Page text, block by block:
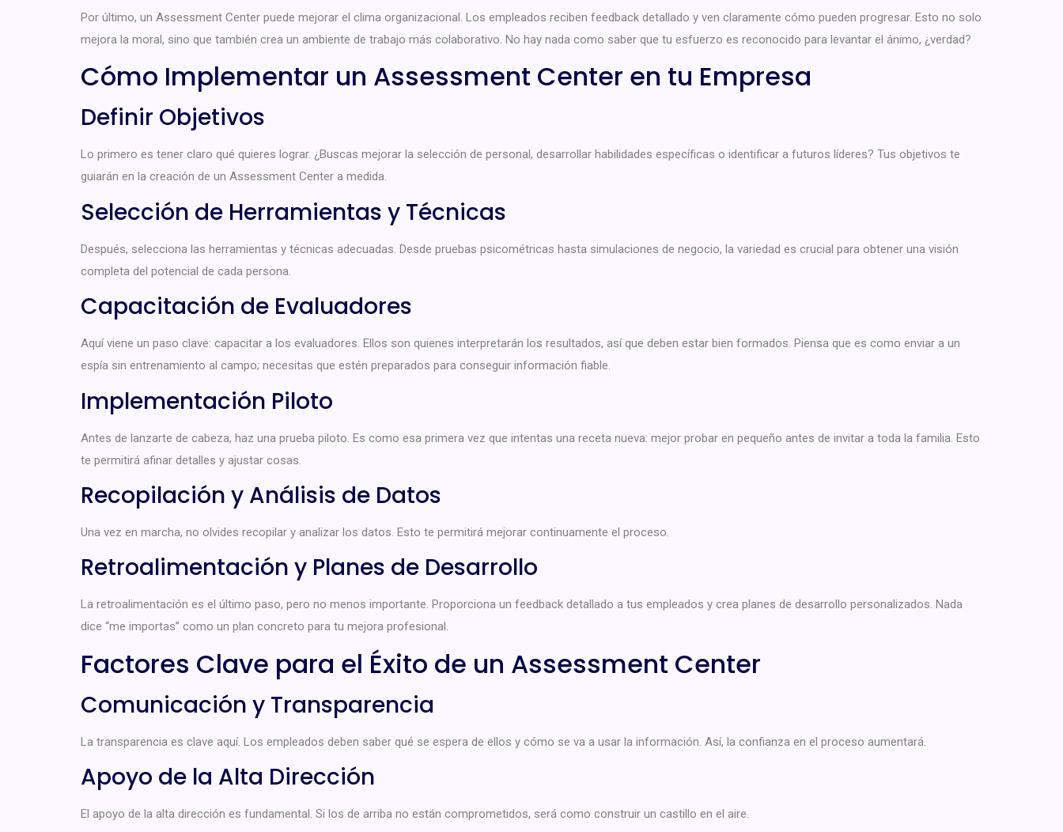
Por último, un Assessment Center puede mejorar el clima organizacional. Los empleados reciben feedback detallado y ven claramente cómo pueden progresar. Esto no solo
mejora la moral, sino que también crea un ambiente de trabajo más colaborativo. No hay nada como saber que tu esfuerzo es reconocido para levantar el ánimo, ¿verdad?
Cómo Implementar un Assessment Center en tu Empresa
Definir Objetivos
Lo primero es tener claro qué quieres lograr. ¿Buscas mejorar la selección de personal, desarrollar habilidades específicas o identificar a futuros líderes? Tus objetivos te
guiarán en la creación de un Assessment Center a medida.
Selección de Herramientas y Técnicas
Después, selecciona las herramientas y técnicas adecuadas. Desde pruebas psicométricas hasta simulaciones de negocio, la variedad es crucial para obtener una visión
completa del potencial de cada persona.
Capacitación de Evaluadores
Aquí viene un paso clave: capacitar a los evaluadores. Ellos son quienes interpretarán los resultados, así que deben estar bien formados. Piensa que es como enviar a un
espía sin entrenamiento al campo; necesitas que estén preparados para conseguir información fiable.
Implementación Piloto
Antes de lanzarte de cabeza, haz una prueba piloto. Es como esa primera vez que intentas una receta nueva: mejor probar en pequeño antes de invitar a toda la familia. Esto
te permitirá afinar detalles y ajustar cosas.
Recopilación y Análisis de Datos
Una vez en marcha, no olvides recopilar y analizar los datos. Esto te permitirá mejorar continuamente el proceso.
Retroalimentación y Planes de Desarrollo
La retroalimentación es el último paso, pero no menos importante. Proporciona un feedback detallado a tus empleados y crea planes de desarrollo personalizados. Nada
dice “me importas” como un plan concreto para tu mejora profesional.
Factores Clave para el Éxito de un Assessment Center
Comunicación y Transparencia
La transparencia es clave aquí. Los empleados deben saber qué se espera de ellos y cómo se va a usar la información. Así, la confianza en el proceso aumentará.
Apoyo de la Alta Dirección
El apoyo de la alta dirección es fundamental. Si los de arriba no están comprometidos, será como construir un castillo en el aire.